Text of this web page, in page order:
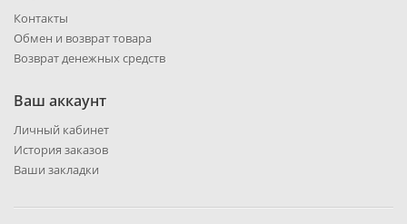
Контакты
Обмен и возврат товара
Возврат денежных средств
Ваш аккаунт
Личный кабинет
История заказов
Ваши закладки